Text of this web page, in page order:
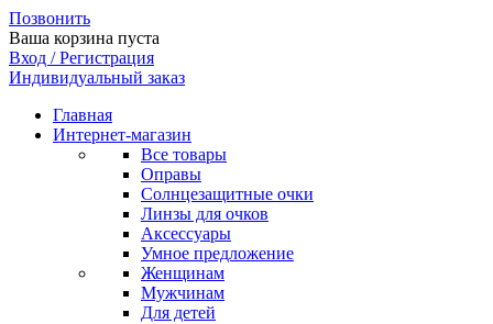
Позвонить
Ваша корзина пуста
Вход / Регистрация
Индивидуальный заказ
Главная
Интернет-магазин
Все товары
Оправы
Солнцезащитные очки
Линзы для очков
Аксессуары
Умное предложение
Женщинам
Мужчинам
Для детей